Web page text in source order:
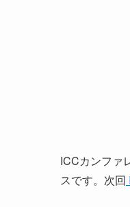
ICCカンファ
スです。次回